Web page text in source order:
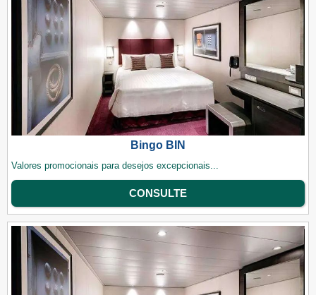
Bingo BIN
Valores promocionais para desejos excepcionais...
CONSULTE